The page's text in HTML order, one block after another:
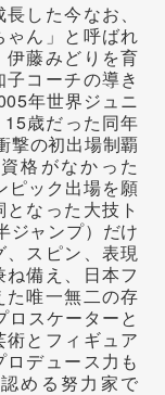
した今なお、
ん」と呼ばれ
伊藤みどりを育
コーチの導き
年世界ジュニ
歳だった同年
撃の初出場制覇
格がなかった
ピック出場を願
なった大技ト
ジャンプ）だけ
スピン、表現
備え、日本フ
た唯一無二の存
スケーターと
術とフィギュア
デュース力も
める努力家で